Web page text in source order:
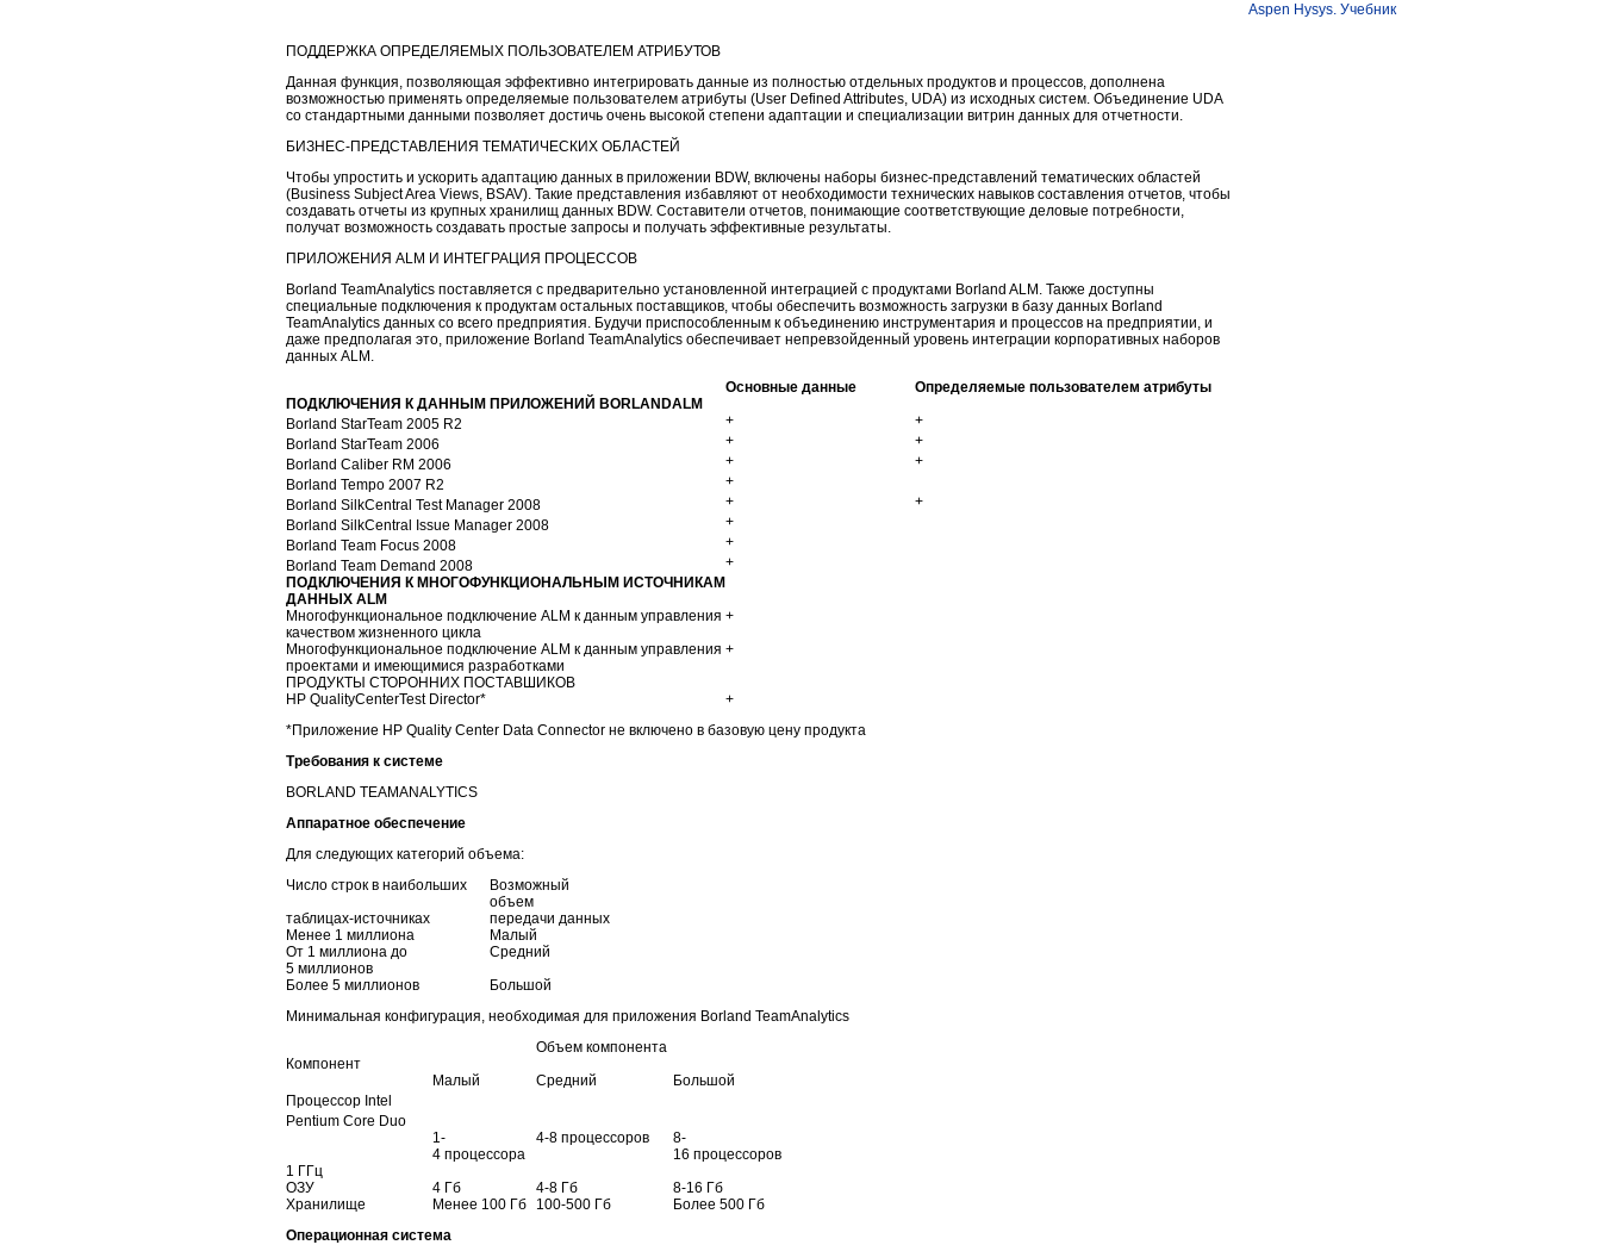
ПОДДЕРЖКА ОПРЕДЕЛЯЕМЫХ ПОЛЬЗОВАТЕЛЕМ АТРИБУТОВ
Данная функция, позволяющая эффективно интегрировать данные из полностью отдельных продуктов и процессов, дополнена
возможностью применять определяемые пользователем атрибуты (User Defined Attributes, UDA) из исходных систем. Объединение UDA
со стандартными данными позволяет достичь очень высокой степени адаптации и специализации витрин данных для отчетности.
БИЗНЕС-ПРЕДСТАВЛЕНИЯ ТЕМАТИЧЕСКИХ ОБЛАСТЕЙ
Чтобы упростить и ускорить адаптацию данных в приложении BDW, включены наборы бизнес-представлений тематических областей
(Business Subject Area Views, BSAV). Такие представления избавляют от необходимости технических навыков составления отчетов, чтобы
создавать отчеты из крупных хранилищ данных BDW. Составители отчетов, понимающие соответствующие деловые потребности,
получат возможность создавать простые запросы и получать эффективные результаты.
ПРИЛОЖЕНИЯ ALM И ИНТЕГРАЦИЯ ПРОЦЕССОВ
Borland TeamAnalytics поставляется с предварительно установленной интеграцией с продуктами Borland ALM. Также доступны
специальные подключения к продуктам остальных поставщиков, чтобы обеспечить возможность загрузки в базу данных Borland
TeamAnalytics данных со всего предприятия. Будучи приспособленным к объединению инструментария и процессов на предприятии, и
даже предполагая это, приложение Borland TeamAnalytics обеспечивает непревзойденный уровень интеграции корпоративных наборов
данных ALM.
Основные данные
Определяемые пользователем атрибуты
ПОДКЛЮЧЕНИЯ К ДАННЫМ ПРИЛОЖЕНИЙ BORLANDALM
Borland StarTeam 2005 R2 +
+
Borland StarTeam 2006 +
+
Borland Caliber RM 2006 +
+
Borland Tempo 2007 R2
+
Borland SilkCentral Test Manager 2008 +
+
Borland SilkCentral Issue Manager 2008
+
Borland Team Focus 2008
+
Borland Team Demand 2008
+
ПОДКЛЮЧЕНИЯ К МНОГОФУНКЦИОНАЛЬНЫМ ИСТОЧНИКАМ
ДАННЫХ ALM
Многофункциональное подключение ALM к данным управления
качеством жизненного цикла
+
Многофункциональное подключение ALM к данным управления
проектами и имеющимися разработками
+
ПРОДУКТЫ СТОРОННИХ ПОСТАВШИКОВ
HP QualityCenterTest Director*
+
*Приложение HP Quality Center Data Connector не включено в базовую цену продукта
Требования к системе
BORLAND TEAMANALYTICS
Аппаратное обеспечение
Для следующих категорий объема:
Число строк в наибольших
Возможный
объем
таблицах-источниках
передачи данных
Менее 1 миллиона
Малый
От 1 миллиона до
5 миллионов
Средний
Более 5 миллионов
Большой
Минимальная конфигурация, необходимая для приложения Borland TeamAnalytics
Объем компонента
Компонент
Малый
Средний
Большой
Процессор Intel
Pentium Core Duo
1-
4 процессора
4-8 процессоров
8-
16 процессоров
1 ГГц
ОЗУ
4 Гб 4-8 Гб
8-16 Гб
Хранилище
Менее 100 Гб 100-500 Гб
Более 500 Гб
Операционная система
Aspen Hysys. Учебник